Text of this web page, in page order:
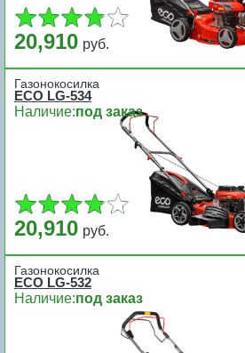
20,910 руб.
Газонокосилка
ECO LG-534
Наличие:под заказ
20,910 руб.
Газонокосилка
ECO LG-532
Наличие:под заказ